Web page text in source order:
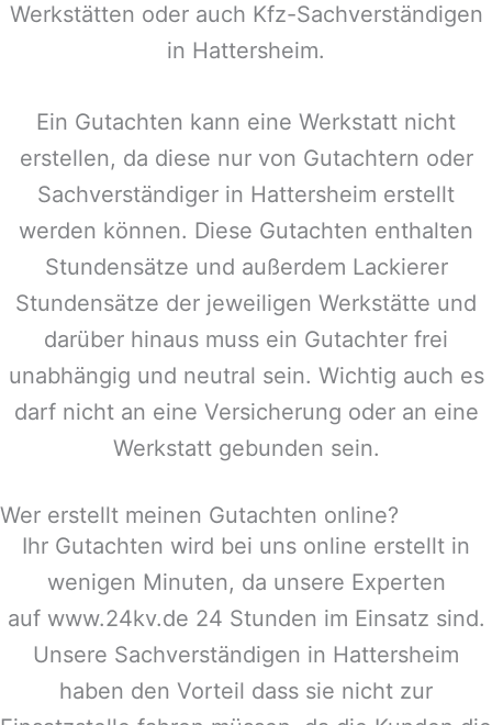
Werkstätten oder auch Kfz-Sachverständigen
in Hattersheim.
Ein Gutachten kann eine Werkstatt nicht
erstellen, da diese nur von Gutachtern oder
Sachverständiger in Hattersheim erstellt
werden können. Diese Gutachten enthalten
Stundensätze und außerdem Lackierer
Stundensätze der jeweiligen Werkstätte und
darüber hinaus muss ein Gutachter frei
unabhängig und neutral sein. Wichtig auch es
darf nicht an eine Versicherung oder an eine
Werkstatt gebunden sein.
Wer erstellt meinen Gutachten online?
Ihr Gutachten wird bei uns online erstellt in
wenigen Minuten, da unsere Experten
auf www.24kv.de 24 Stunden im Einsatz sind.
Unsere Sachverständigen in Hattersheim
haben den Vorteil dass sie nicht zur